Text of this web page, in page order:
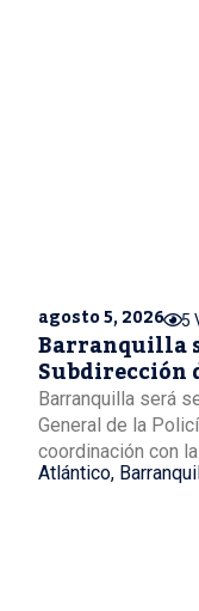
agosto 5, 2026 5
Barranquilla
Subdirección
Barranquilla será
General de la
coordinación con
Atlántico,